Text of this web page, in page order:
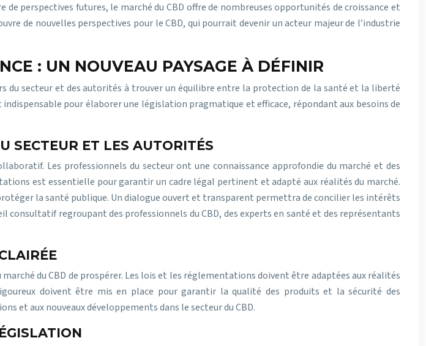
perspectives futures, le marché du CBD offre de nombreuses opportunités de croissance et
de nouvelles perspectives pour le CBD, qui pourrait devenir un acteur majeur de l’industrie
: UN NOUVEAU PAYSAGE À DÉFINIR
du secteur et des autorités à trouver un équilibre entre la protection de la santé et la liberté
pour élaborer une législation pragmatique et efficace, répondant aux besoins de
SECTEUR ET LES AUTORITÉS
Les professionnels du secteur ont une connaissance approfondie du marché et des
est essentielle pour garantir un cadre légal pertinent et adapté aux réalités du marché.
la santé publique. Un dialogue ouvert et transparent permettra de concilier les intérêts
regroupant des professionnels du CBD, des experts en santé et des représentants
du CBD de prospérer. Les lois et les réglementations doivent être adaptées aux réalités
doivent être mis en place pour garantir la qualité des produits et la sécurité des
et aux nouveaux développements dans le secteur du CBD.